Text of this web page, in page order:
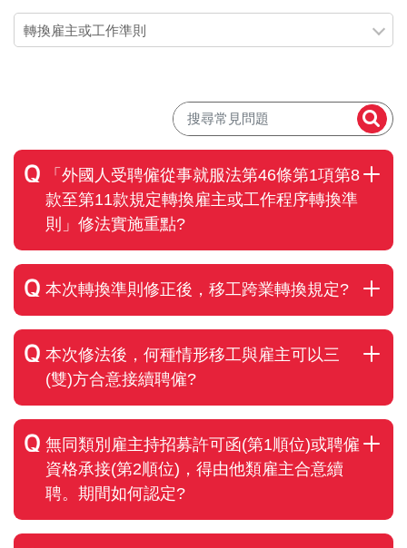
轉換雇主或工作準則
「外國人受聘僱從事就服法第46條第1項第8
款至第11款規定轉換雇主或工作程序轉換準
則」修法實施重點?
本次轉換準則修正後，移工跨業轉換規定?
本次修法後，何種情形移工與雇主可以三
(雙)方合意接續聘僱?
無同類別雇主持招募許可函(第1順位)或聘僱
資格承接(第2順位)，得由他類雇主合意續
聘。期間如何認定?